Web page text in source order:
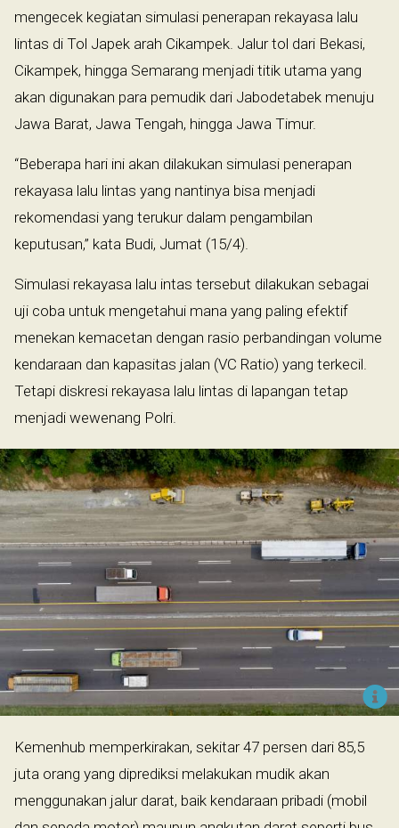
mengecek kegiatan simulasi penerapan rekayasa lalu
lintas di Tol Japek arah Cikampek. Jalur tol dari Bekasi,
Cikampek, hingga Semarang menjadi titik utama yang
akan digunakan para pemudik dari Jabodetabek menuju
Jawa Barat, Jawa Tengah, hingga Jawa Timur.
“Beberapa hari ini akan dilakukan simulasi penerapan
rekayasa lalu lintas yang nantinya bisa menjadi
rekomendasi yang terukur dalam pengambilan
keputusan,” kata Budi, Jumat (15/4).
Simulasi rekayasa lalu intas tersebut dilakukan sebagai
uji coba untuk mengetahui mana yang paling efektif
menekan kemacetan dengan rasio perbandingan volume
kendaraan dan kapasitas jalan (VC Ratio) yang terkecil.
Tetapi diskresi rekayasa lalu lintas di lapangan tetap
menjadi wewenang Polri.
Kemenhub memperkirakan, sekitar 47 persen dari 85,5
juta orang yang diprediksi melakukan mudik akan
menggunakan jalur darat, baik kendaraan pribadi (mobil